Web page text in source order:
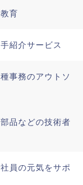
育
紹介サービス
事務のアウトソ
品などの技術者
員の元気をサポ